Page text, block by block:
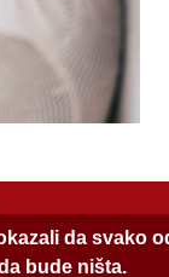
da svako
bude ništa.